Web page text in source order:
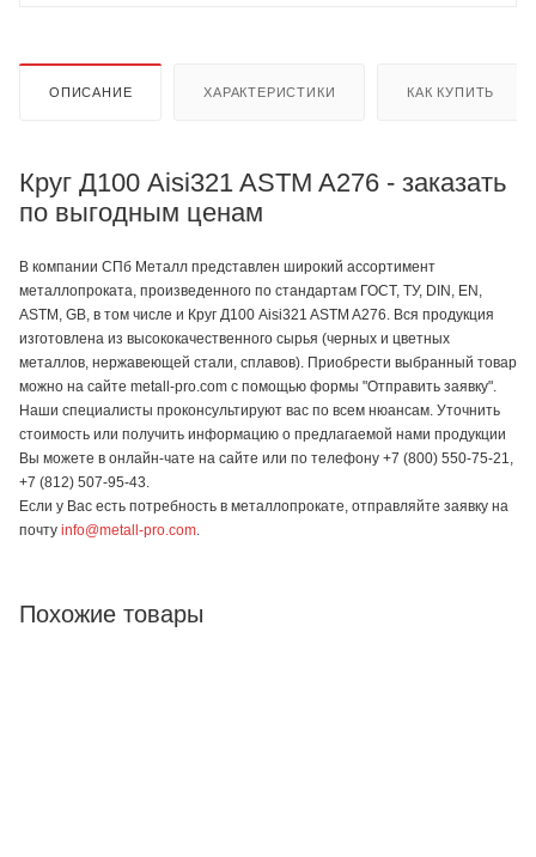
ОПИСАНИЕ ХАРАКТЕРИСТИКИ КАК КУПИТЬ
Круг Д100 Aisi321 ASTM A276 - заказать
по выгодным ценам
В компании СПб Металл представлен широкий ассортимент
металлопроката, произведенного по стандартам ГОСТ, ТУ, DIN, EN,
ASTM, GB, в том числе и Круг Д100 Aisi321 ASTM A276. Вся продукция
изготовлена из высококачественного сырья (черных и цветных
металлов, нержавеющей стали, сплавов). Приобрести выбранный товар
можно на сайте metall-pro.com с помощью формы "Отправить заявку".
Наши специалисты проконсультируют вас по всем нюансам. Уточнить
стоимость или получить информацию о предлагаемой нами продукции
Вы можете в онлайн-чате на сайте или по телефону +7 (800) 550-75-21,
+7 (812) 507-95-43.
Если у Вас есть потребность в металлопрокате, отправляйте заявку на
почту info@metall-pro.com
Похожие товары